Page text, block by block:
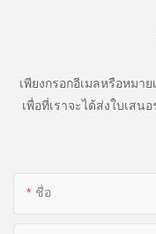
เพียงกรอกอีเมลหรือหม
เพื่อที่เราจะได้ส่งใบเส
ชื่อ